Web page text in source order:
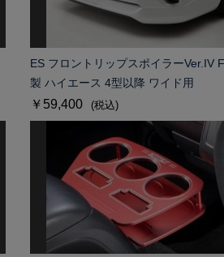
ES フロントリップスポイラーVer.IV
製 ハイエース 4型以降 ワイド用
￥59,400 (税込)